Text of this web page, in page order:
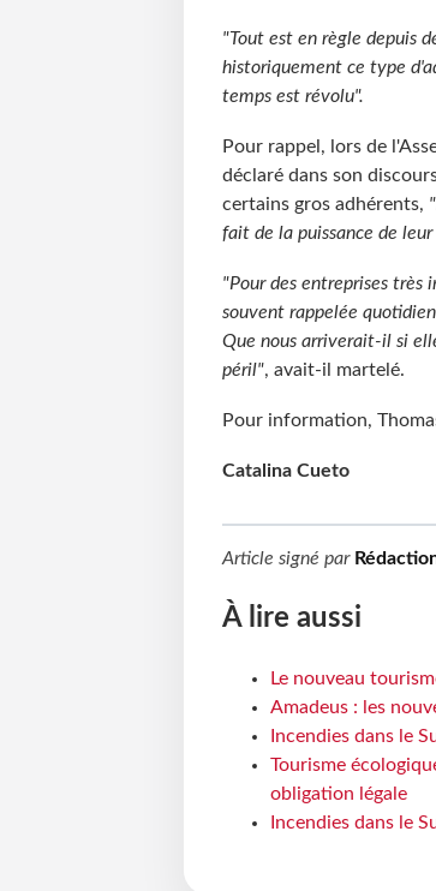
"Tout est en règle depuis
historiquement ce type
temps est révolu".
Pour rappel, lors de
déclaré dans son
certains gros adhérents,
fait de la puissance de
"Pour des entreprises très
souvent rappelée
Que nous arriverait-il si
péril", avait-il martelé.
Pour information,
Catalina Cueto
Article signé par
À lire aussi
Le nouveau
Amadeus : les
Incendies dans le
Tourisme
obligation légale
Incendies dans le